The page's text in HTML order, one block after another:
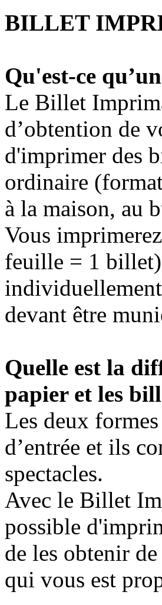
BILLET
Qu'est-ce
Le Billet
d’obtention de
d'imprimer des
ordinaire
à la maison, au
Vous
feuille = 1
individuellement
devant être
Quelle est la
papier et les
Les deux
d’entrée et ils
spectacles.
Avec le Billet
possible
de les obtenir
qui vous est